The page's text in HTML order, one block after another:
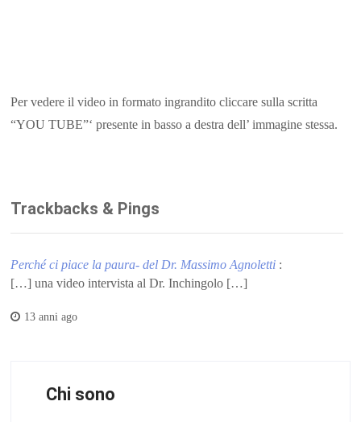
Per vedere il video in formato ingrandito cliccare sulla scritta
“YOU TUBE”‘ presente in basso a destra dell’ immagine stessa.
Trackbacks & Pings
Perché ci piace la paura- del Dr. Massimo Agnoletti :
[…] una video intervista al Dr. Inchingolo […]
13 anni ago
Chi sono